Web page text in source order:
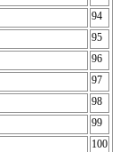
94
95
96
97
98
99
100